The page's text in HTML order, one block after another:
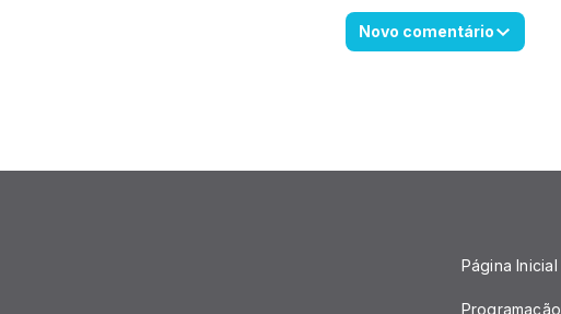
Novo comentário
Página Inicial
Programação